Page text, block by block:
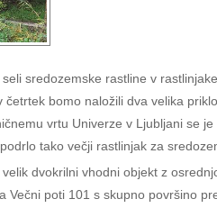
sredozemske rastline v rastlinjake
četrtek bomo naložili dva velika
vrtu Univerze v Ljubljani se je
tako večji rastlinjak za
velik dvokrilni vhodni objekt z
Večni poti 101 s skupno površino